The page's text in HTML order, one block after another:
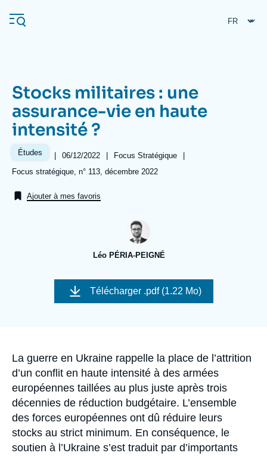
au
contenu
Navigation
principale
L'Ifri
Analyses
Nous soutenir
Stocks militaires : une
assurance-vie en haute
intensité ?
Études |
Date
publication
06/12/2022 |
Référence
taxonomie
Focus Stratégique
|
Références
Focus stratégique, n° 113, décembre 2022
Ajouter à mes favoris
Léo PÉRIA-PEIGNÉ
Image
couverture
Télécharger .pdf (1.22 Mo)
Accroche
La guerre en Ukraine rappelle la place de l’attrition
d’un conflit en haute intensité à des armées
européennes taillées au plus juste après trois
décennies de réduction budgétaire. L’ensemble
des forces européennes ont dû réduire leurs
stocks au strict minimum. En conséquence, le
soutien à l’Ukraine s’est traduit par d’importants